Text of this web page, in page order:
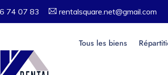
74 07 83 rentalsquare.net@gmail.com
Tous les biens